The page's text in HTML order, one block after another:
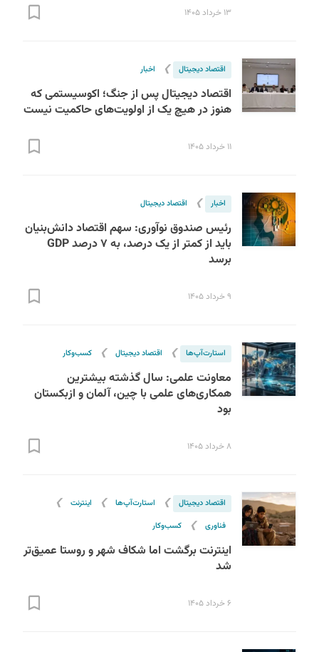
۱۳ خرداد ۱۴۰۵
اقتصاد دیجیتال ❯ اخبار
اقتصاد دیجیتال پس از جنگ؛ اکوسیستمی که
هنوز در هیچ‌ یک از اولویت‌های حاکمیت نیست
۱۱ خرداد ۱۴۰۵
اخبار ❯ اقتصاد دیجیتال
رئیس صندوق نوآوری: سهم اقتصاد دانش‌بنیان
باید از کمتر از یک درصد، به ۷ درصد GDP
برسد
۹ خرداد ۱۴۰۵
استارت‌آپ‌ها ❯ اقتصاد دیجیتال ❯ کسب‌و‌کار
معاونت علمی: سال گذشته بیشترین
همکاری‌های علمی با چین، آلمان و ازبکستان
بود
۸ خرداد ۱۴۰۵
اقتصاد دیجیتال ❯ استارت‌آپ‌ها ❯ اینترنت ❯
فناوری ❯ کسب‌و‌کار
اینترنت برگشت اما شکاف شهر و روستا عمیق‌تر
شد
۶ خرداد ۱۴۰۵